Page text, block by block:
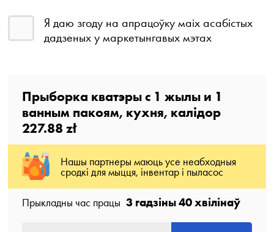
Я даю згоду на апрацоўку маіх асабістых
дадзеных у маркетынгавых мэтах
Прыборка кватэры с 1 жылыи 1
ванным пакоям, кухня, калідор
227.88 zł
Нашы партнеры маюць усе неабходныя
сродкі для мыцця, інвентар і пыласос
Прыкладны час працы 3 гадзіны 40 хвілінаў